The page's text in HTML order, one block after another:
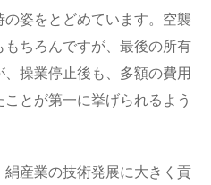
姿をとどめています。空襲
ちろんですが、最後の所有
操業停止後も、多額の費用
とが第一に挙げられるよう
産業の技術発展に大きく貢